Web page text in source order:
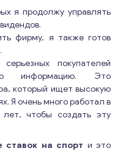
я продолжу управлять
фирму, я также готов
покупателей
информацию. Это
который ищет высокую
Я очень много работал в
лет, чтобы создать эту
ставок на спорт и это